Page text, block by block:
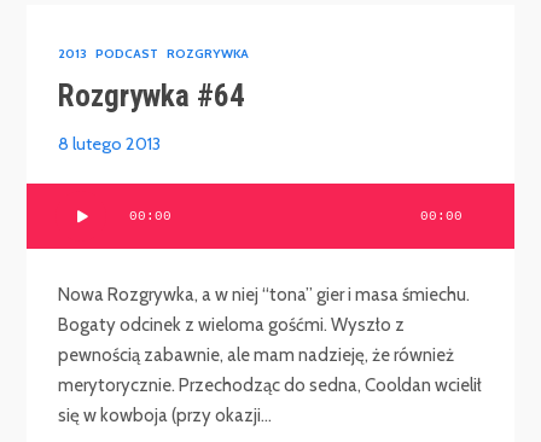
2013 PODCAST ROZGRYWKA
Rozgrywka #64
8 lutego 2013
00:00 00:00
Nowa Rozgrywka, a w niej “tona” gier i masa śmiechu.
Bogaty odcinek z wieloma gośćmi. Wyszło z
pewnością zabawnie, ale mam nadzieję, że również
merytorycznie. Przechodząc do sedna, Cooldan wcielił
się w kowboja (przy okazji...